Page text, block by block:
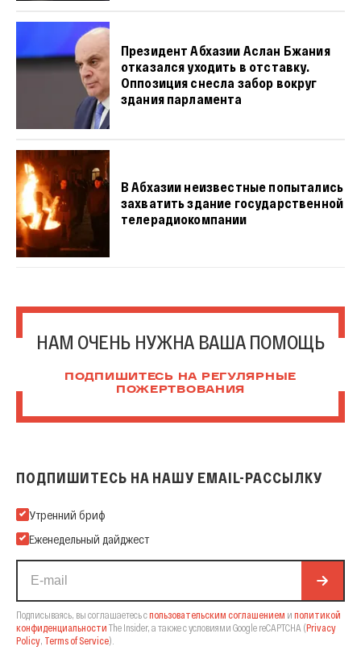
Президент Абхазии Аслан Бжания
отказался уходить в отставку.
Оппозиция снесла забор вокруг
здания парламента
В Абхазии неизвестные попытались
захватить здание государственной
телерадиокомпании
НАМ ОЧЕНЬ НУЖНА ВАША ПОМОЩЬ
ПОДПИШИТЕСЬ НА РЕГУЛЯРНЫЕ
ПОЖЕРТВОВАНИЯ
ПОДПИШИТЕСЬ НА НАШУ EMAIL-РАССЫЛКУ
Подпишитесь на нашу Email-рассылку
Утренний бриф
Еженедельный дайджест
Подписываясь, вы соглашаетесь спользовательским соглашением и политикой
конфиденциальности The Insider, а также с условиями Google reCAPTCHA (Privacy
Policy Terms of Service).